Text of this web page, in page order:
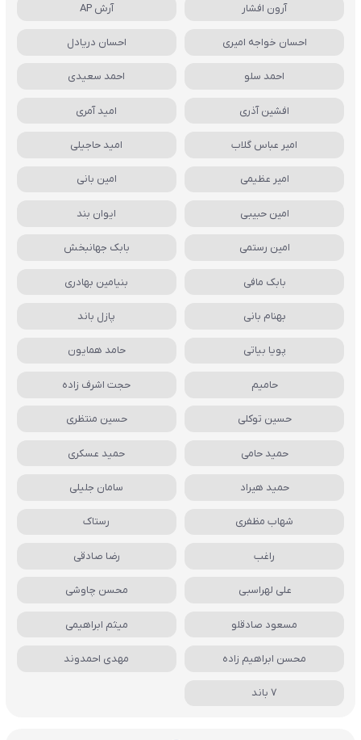
آرون افشار آرش AP
احسان خواجه امیری احسان دریادل
احمد سلو احمد سعیدی
افشین آذری امید آمری
امیر عباس گلاب امید حاجیلی
امیر عظیمی امین بانی
امین حبیبی ایوان بند
امین رستمی بابک جهانبخش
بابک مافی بنیامین بهادری
بهنام بانی پازل باند
پویا بیاتی حامد همایون
حامیم حجت اشرف زاده
حسین توکلی حسین منتظری
حمید حامی حمید عسکری
حمید هیراد سامان جلیلی
شهاب مظفری رستاک
راغب رضا صادقی
علی لهراسبی محسن چاوشی
مسعود صادقلو میثم ابراهیمی
محسن ابراهیم زاده مهدی احمدوند
7 باند